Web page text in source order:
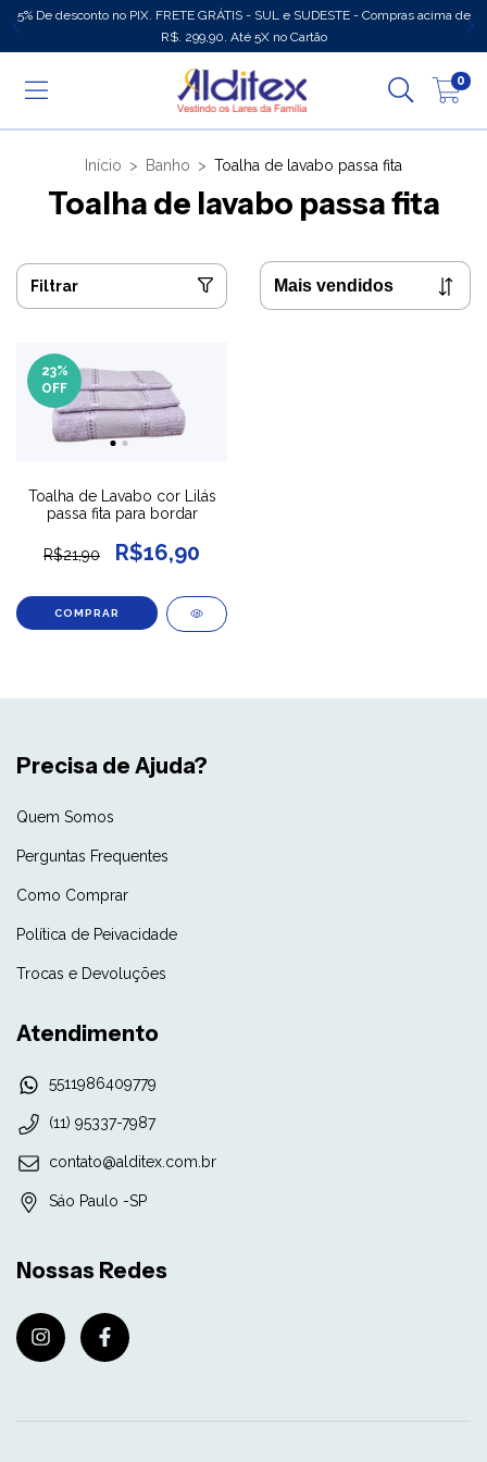
5% De desconto no PIX. FRETE GRÁTIS - SUL e SUDESTE - Compras acima de
R$. 299,90. Até 5X no Cartão
0
Início > Banho > Toalha de lavabo passa fita
Toalha de lavabo passa fita
Filtrar
23%
OFF
Toalha de Lavabo cor Lilás
passa fita para bordar
R$21,90 R$16,90
Precisa de Ajuda?
Quem Somos
Perguntas Frequentes
Como Comprar
Política de Peivacidade
Trocas e Devoluções
Atendimento
5511986409779
(11) 95337-7987
contato@alditex.com.br
Sáo Paulo -SP
Nossas Redes